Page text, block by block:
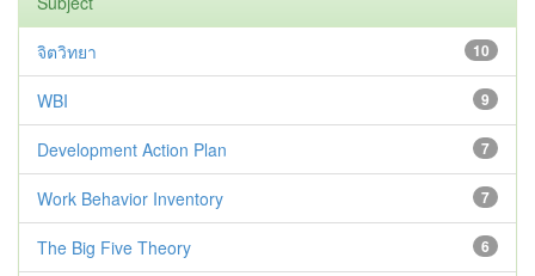
10
จิตวิทยา
9
WBI
7
Development Action Plan
7
Work Behavior Inventory
6
The Big Five Theory